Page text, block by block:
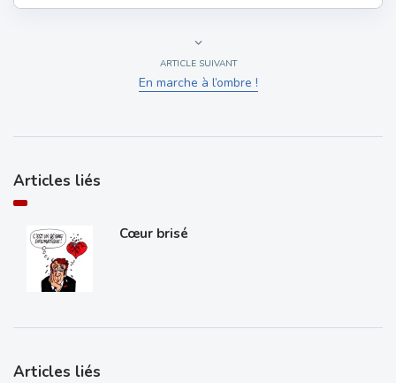
ARTICLE SUIVANT
En marche à l’ombre !
Articles liés
Cœur brisé
Articles liés